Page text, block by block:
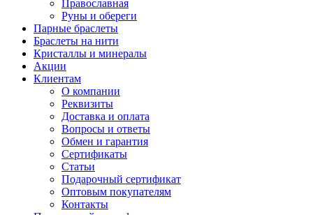
Православная
Руны и обереги
Парные браслеты
Браслеты на нити
Кристаллы и минералы
Акции
Клиентам
О компании
Реквизиты
Доставка и оплата
Вопросы и ответы
Обмен и гарантия
Сертификаты
Статьи
Подарочный сертификат
Оптовым покупателям
Контакты